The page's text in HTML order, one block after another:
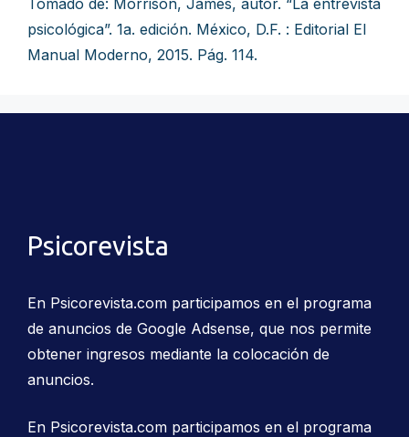
Tomado de: Morrison, James, autor. “La entrevista
psicológica”. 1a. edición. México, D.F. : Editorial El
Manual Moderno, 2015. Pág. 114.
Psicorevista
En Psicorevista.com participamos en el programa
de anuncios de Google Adsense, que nos permite
obtener ingresos mediante la colocación de
anuncios.
En Psicorevista.com participamos en el programa